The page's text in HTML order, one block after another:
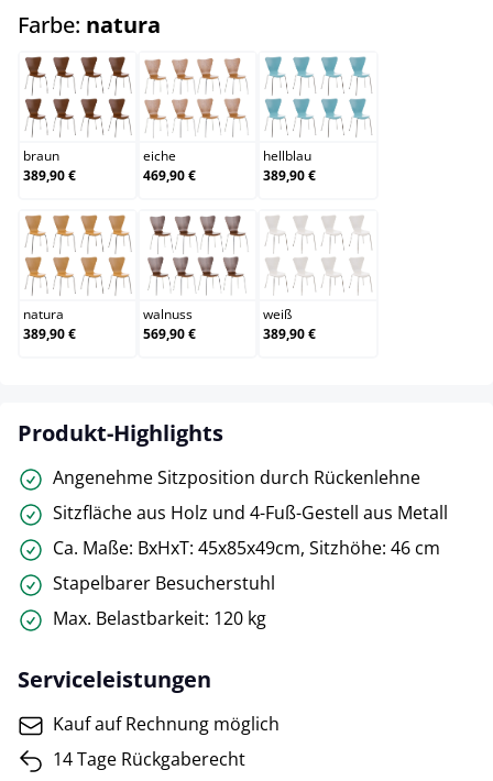
Farbe: natura
braun
braun
389,90 €
eiche
eiche
469,90 €
hellblau
hellblau
389,90 €
natura
natura
389,90 €
walnuss
walnuss
569,90 €
weiß
weiß
389,90 €
Produkt-Highlights
Angenehme Sitzposition durch Rückenlehne
Sitzfläche aus Holz und 4-Fuß-Gestell aus Metall
Ca. Maße: BxHxT: 45x85x49cm, Sitzhöhe: 46 cm
Stapelbarer Besucherstuhl
Max. Belastbarkeit: 120 kg
Serviceleistungen
Kauf auf Rechnung möglich
14 Tage Rückgaberecht